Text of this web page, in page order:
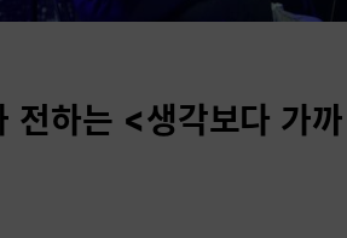
전하는 <생각보다 가까